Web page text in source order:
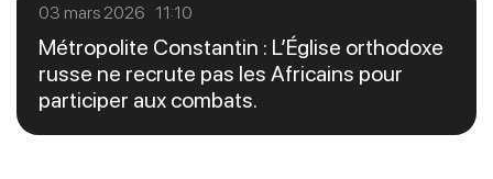
03 mars 2026 11:10
Métropolite Constantin : L’Église orthodoxe
russe ne recrute pas les Africains pour
participer aux combats.